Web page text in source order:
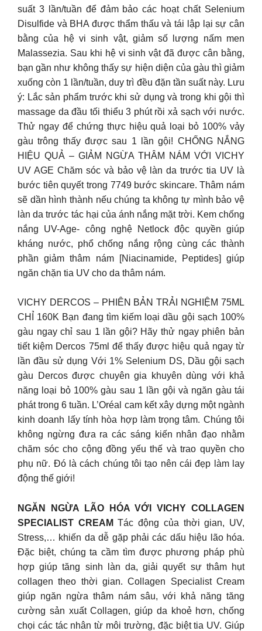
suất 3 lần/tuần để đảm bảo các hoạt chất Selenium
Disulfide và BHA được thẩm thấu và tái lập lại sự cân
bằng của hệ vi sinh vật, giảm số lượng nấm men
Malassezia. Sau khi hệ vi sinh vật đã được cân bằng,
bạn gần như không thấy sự hiện diện của gàu thì giảm
xuống còn 1 lần/tuần, duy trì đều đặn tần suất này. Lưu
ý: Lắc sản phẩm trước khi sử dụng và trong khi gội thì
massage da đầu tối thiểu 3 phút rồi xả sạch với nước.
Thử ngay để chứng thực hiệu quả loại bỏ 100% vảy
gàu trông thấy được sau 1 lần gội! CHỐNG NẮNG
HIỆU QUẢ – GIẢM NGỪA THÂM NÁM VỚI VICHY
UV AGE Chăm sóc và bảo vệ làn da trước tia UV là
bước tiên quyết trong 7749 bước skincare. Thâm nám
sẽ dần hình thành nếu chúng ta không tự mình bảo vệ
làn da trước tác hại của ánh nắng mặt trời. Kem chống
nắng UV-Age- công nghệ Netlock độc quyền giúp
kháng nước, phổ chống nắng rộng cùng các thành
phần giảm thâm nám [Niacinamide, Peptides] giúp
ngăn chặn tia UV cho da thâm nám.
VICHY DERCOS – PHIÊN BẢN TRẢI NGHIỆM 75ML
CHỈ 160K Bạn đang tìm kiếm loại dầu gội sạch 100%
gàu ngay chỉ sau 1 lần gội? Hãy thử ngay phiên bản
tiết kiệm Dercos 75ml để thấy được hiệu quả ngay từ
lần đầu sử dụng Với 1% Selenium DS, Dầu gội sạch
gàu Dercos được chuyên gia khuyên dùng với khả
năng loại bỏ 100% gàu sau 1 lần gội và ngăn gàu tái
phát trong 6 tuần. L’Oréal cam kết xây dựng một ngành
kinh doanh lấy tính hòa hợp làm trọng tâm. Chúng tôi
không ngừng đưa ra các sáng kiến nhân đạo nhằm
chăm sóc cho cộng đồng yếu thế và trao quyền cho
phụ nữ. Đó là cách chúng tôi tạo nên cái đẹp làm lay
động thế giới!
NGĂN NGỪA LÃO HÓA VỚI VICHY COLLAGEN
SPECIALIST CREAM Tác động của thời gian, UV,
Stress,… khiến da dễ gặp phải các dấu hiệu lão hóa.
Đặc biệt, chúng ta cầm tìm được phương pháp phù
hợp giúp tăng sinh làn da, giải quyết sự thâm hụt
collagen theo thời gian. Collagen Specialist Cream
giúp ngăn ngừa thâm nám sâu, với khả năng tăng
cường sản xuất Collagen, giúp da khoẻ hơn, chống
chọi các tác nhân từ môi trường, đặc biệt tia UV. Giúp